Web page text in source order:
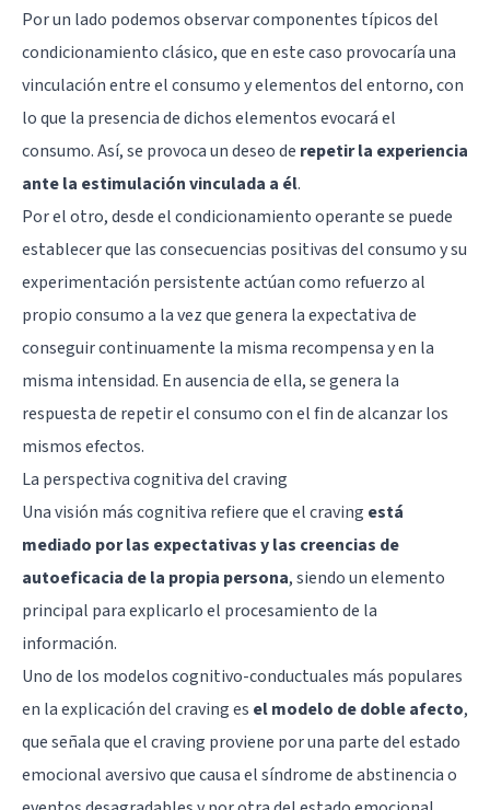
Por un lado podemos observar componentes típicos del
condicionamiento clásico, que en este caso provocaría una
vinculación entre el consumo y elementos del entorno, con
lo que la presencia de dichos elementos evocará el
consumo. Así, se provoca un deseo de repetir la experiencia
ante la estimulación vinculada a él.
Por el otro, desde elcondicionamiento operantese puede
establecer que las consecuencias positivas del consumo y su
experimentación persistente actúan como refuerzo al
propio consumo a la vez que genera la expectativa de
conseguir continuamente la misma recompensa y en la
misma intensidad. En ausencia de ella, se genera la
respuesta de repetir el consumo con el fin de alcanzar los
mismos efectos.
La perspectiva cognitiva del craving
Una visión más cognitiva refiere que el craving está
mediado por las expectativas y las creencias de
autoeficacia de la propia persona, siendo un elemento
principal para explicarlo el procesamiento de la
información.
Uno de los modelos cognitivo-conductuales más populares
en la explicación del craving es el modelo de doble afecto,
que señala que el craving proviene por una parte del estado
emocional aversivo que causa el síndrome de abstinencia o